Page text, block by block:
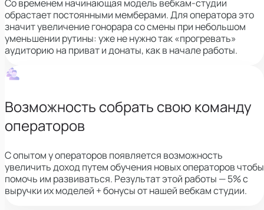
Со временем начинающая модель вебкам-студии
обрастает постоянными мемберами. Для оператора это
значит увеличение гонорара со смены при небольшом
уменьшении рутины: уже не нужно так «прогревать»
аудиторию на приват и донаты, как в начале работы.
Возможность собрать свою команду
операторов
С опытом у операторов появляется возможность
увеличить доход путем обучения новых операторов чтобы
помочь им развиваться. Результат этой работы — 5% с
выручки их моделей + бонусы от нашей вебкам студии.